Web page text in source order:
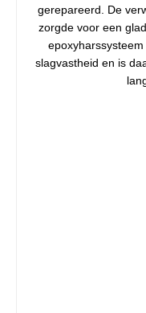
gerepareerd. De
zorgde voor een
slagvastheid en is